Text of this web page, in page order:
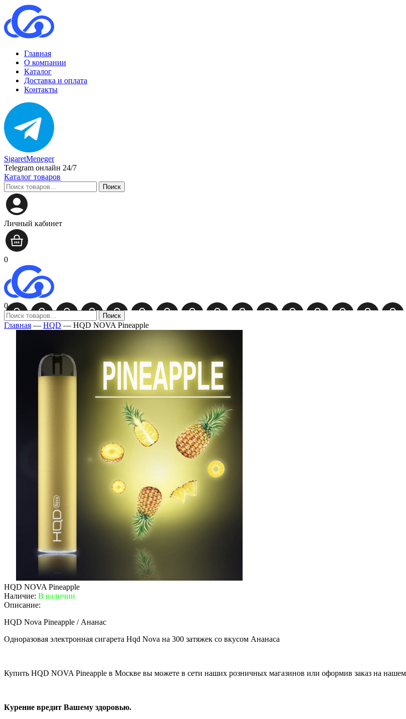
Главная
О компании
Каталог
Доставка и оплата
Контакты
SigaretMeneger
Telegram онлайн 24/7
Каталог товаров
Поиск
Личный кабинет
0
0
Поиск
Главная — HQD — HQD NOVA Pineapple
HQD NOVA Pineapple
Наличие: В наличии
Описание:
HQD Nova Pineapple / Ананас
Одноразовая электронная сигарета Hqd Nova на 300 затяжек со вкусом Ананаса
Купить HQD NOVA Pineapple в Москве вы можете в сети наших розничных магазинов или оформив заказ на нашем
Курение вредит Вашему здоровью.